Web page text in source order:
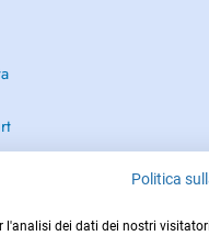
Politica
l'analisi dei dati dei nostri